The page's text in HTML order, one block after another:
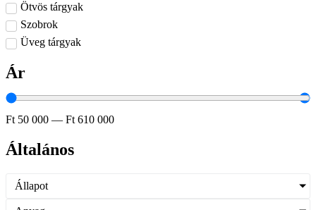
Ötvös tárgyak
Szobrok
Üveg tárgyak
Ár
Ft 50 000 — Ft 610 000
Általános
Állapot